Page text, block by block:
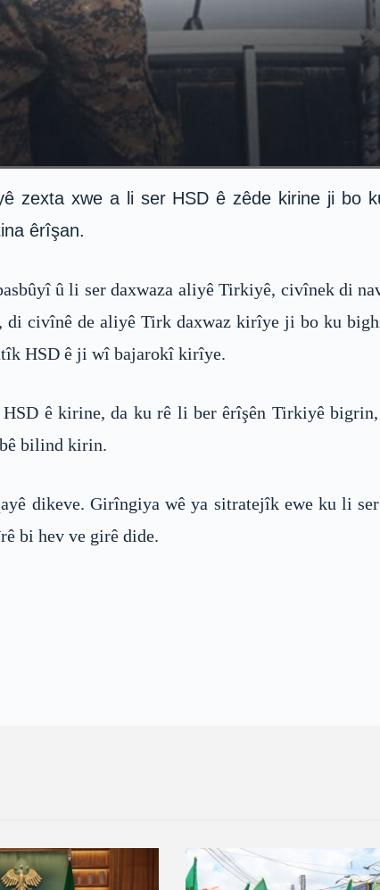
zexta xwe a li ser HSD ê zêde kirine ji bo
êrîşan.
û li ser daxwaza aliyê Tirkiyê, civînek di
civînê de aliyê Tirk daxwaz kirîye ji bo ku
HSD ê ji wî bajarokî kirîye.
ê kirine, da ku rê li ber êrîşên Tirkiyê
bilind kirin.
dikeve. Girîngiya wê ya sitratejîk ewe ku li
bi hev ve girê dide.